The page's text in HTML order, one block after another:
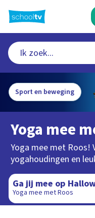
naar
hoofdinhoud
Sport en beweging
Yoga mee
Yoga mee met Roos!
yogahoudingen en
Ga jij mee op
Yoga mee met Roos
14:54
14:08